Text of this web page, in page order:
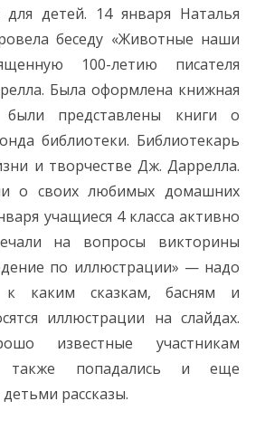
для детей. 14 января Наталья
беседу «Животные наши
100-летию писателя
Была оформлена книжная
были представлены книги о
библиотеки. Библиотекарь
и творчестве Дж. Даррелла.
о своих любимых домашних
учащиеся 4 класса активно
на вопросы викторины
по иллюстрации» — надо
к каким сказкам, басням и
иллюстрации на слайдах.
известные участникам
также попадались и еще
детьми рассказы.